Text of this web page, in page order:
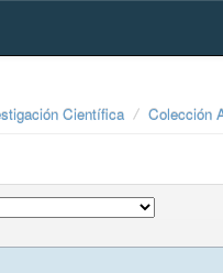
Científica Colección